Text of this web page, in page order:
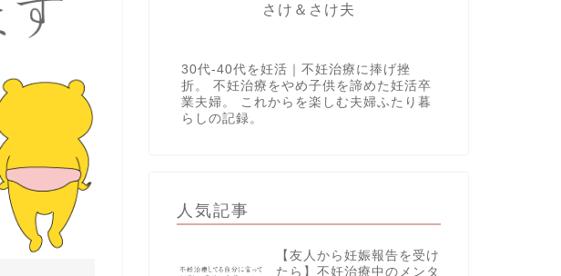
さけ＆さけ夫
30代-40代を妊活｜不妊治療に捧げ挫
折。 不妊治療をやめ子供を諦めた妊活卒
業夫婦。 これからを楽しむ夫婦ふたり暮
らしの記録。
人気記事
【友人から妊娠報告を受け
たら】不妊治療中のメンタ